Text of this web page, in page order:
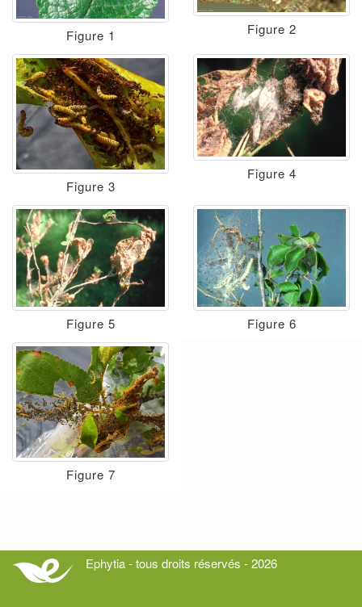
Figure 1 Figure 2
Figure 3
Figure 4
Figure 5 Figure 6
Figure 7
Ephytia - tous droits réservés - 2026